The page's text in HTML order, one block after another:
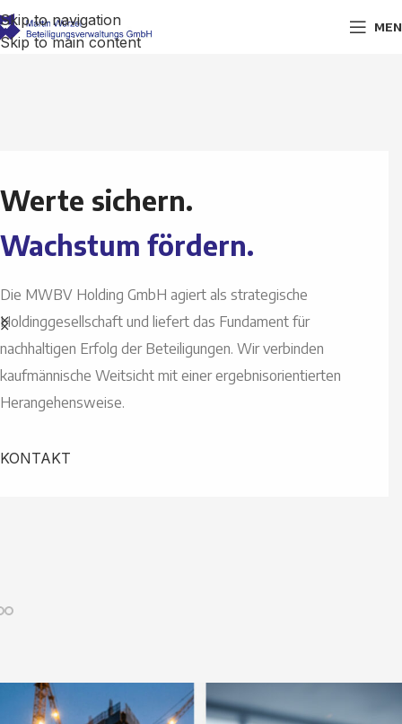
Skip to navigation
Skip to main content
Werte sichern.
Wachstum fördern.
Die MWBV Holding GmbH agiert als strategische
Holdinggesellschaft und liefert das Fundament für
nachhaltigen Erfolg der Beteiligungen. Wir verbinden
kaufmännische Weitsicht mit einer ergebnisorientierten
Herangehensweise.
KONTAKT